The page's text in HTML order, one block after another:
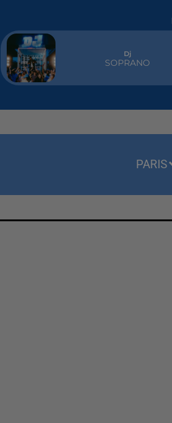
Dj
SOPRANO
PARIS